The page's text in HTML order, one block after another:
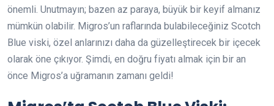
önemli. Unutmayın; bazen az paraya, büyük bir keyif almanız
mümkün olabilir. Migros’un raflarında bulabileceğiniz Scotch
Blue viski, özel anlarınızı daha da güzelleştirecek bir içecek
olarak öne çıkıyor. Şimdi, en doğru fiyatı almak için bir an
önce Migros’a uğramanın zamanı geldi!